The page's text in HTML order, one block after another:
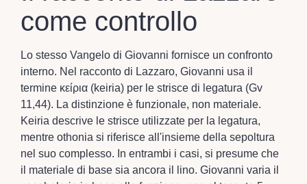
come controllo
Lo stesso Vangelo di Giovanni fornisce un confronto
interno. Nel racconto di Lazzaro, Giovanni usa il
termine κείρια (keiria) per le strisce di legatura (Gv
11,44). La distinzione è funzionale, non materiale.
Keiria descrive le strisce utilizzate per la legatura,
mentre othonia si riferisce all'insieme della sepoltura
nel suo complesso. In entrambi i casi, si presume che
il materiale di base sia ancora il lino. Giovanni varia il